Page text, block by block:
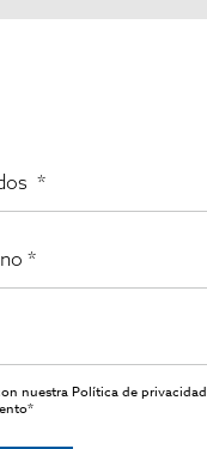
nuestraPolítica de privacidad